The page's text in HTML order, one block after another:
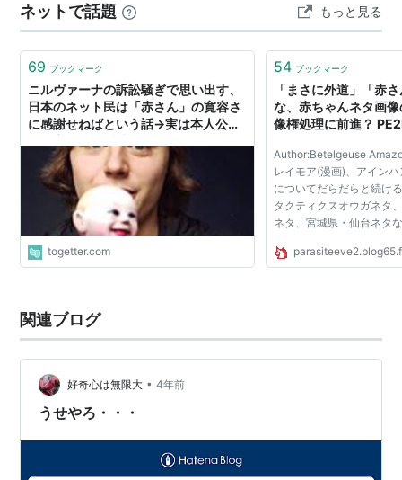
ありがとうございました。
ネットで話題 もっと見る
69 ブックマーク
ニルヴァーナの訴訟騒ぎで思い出す、
日本のネット民は「赤さん」の寛容さ
に感謝せねばという話→実は本人公認
togetter.com
54 ブックマーク
「まさに外道」「赤
な、赤ちゃんネタ画
像権処理に前進？
Author:Betelgeuse
レイモア(漫画)、アイン
についてだらだらと続け
タクティクスオウガネタ
ネタ、宮城県・仙台ネタ
でおもに活動しています
関連ブログ
好奇心は無限大 • 4年前
うせやろ・・・